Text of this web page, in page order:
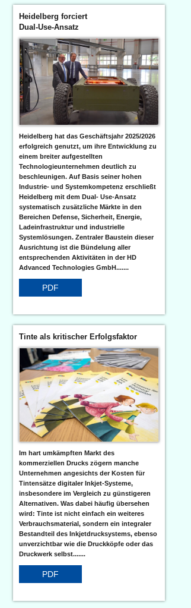
Heidelberg forciert
Dual-Use-Ansatz
Heidelberg hat das Geschäftsjahr 2025/2026
erfolgreich genutzt, um ihre Entwicklung zu
einem breiter aufgestellten
Technologieunternehmen deutlich zu
beschleunigen. Auf Basis seiner hohen
Industrie- und Systemkompetenz erschließt
Heidelberg mit dem Dual- Use-Ansatz
systematisch zusätzliche Märkte in den
Bereichen Defense, Sicherheit, Energie,
Ladeinfrastruktur und industrielle
Systemlösungen. Zentraler Baustein dieser
Ausrichtung ist die Bündelung aller
entsprechenden Aktivitäten in der HD
Advanced Technologies GmbH.......
PDF
Tinte als kritischer Erfolgsfaktor
Im hart umkämpften Markt des
kommerziellen Drucks zögern manche
Unternehmen angesichts der Kosten für
Tintensätze digitaler Inkjet-Systeme,
insbesondere im Vergleich zu günstigeren
Alternativen. Was dabei häufig übersehen
wird: Tinte ist nicht einfach ein weiteres
Verbrauchsmaterial, sondern ein integraler
Bestandteil des Inkjetdrucksystems, ebenso
unverzichtbar wie die Druckköpfe oder das
Druckwerk selbst.......
PDF